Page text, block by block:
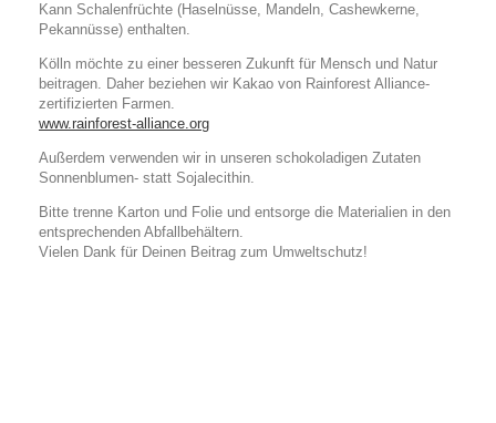
Kann Schalenfrüchte (Haselnüsse, Mandeln, Cashewkerne,
Pekannüsse) enthalten.
Kölln möchte zu einer besseren Zukunft für Mensch und Natur
beitragen. Daher beziehen wir Kakao von Rainforest Alliance-
zertifizierten Farmen.
www.rainforest-alliance.org
Außerdem verwenden wir in unseren schokoladigen Zutaten
Sonnenblumen- statt Sojalecithin.
Bitte trenne Karton und Folie und entsorge die Materialien in den
entsprechenden Abfallbehältern.
Vielen Dank für Deinen Beitrag zum Umweltschutz!